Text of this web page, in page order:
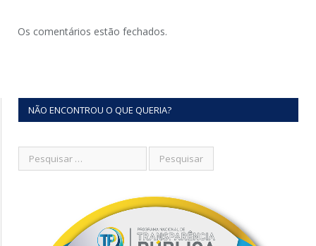
Os comentários estão fechados.
NÃO ENCONTROU O QUE QUERIA?